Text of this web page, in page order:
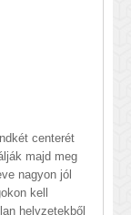
centerét
majd meg
nagyon jól
kell
helyzetekből